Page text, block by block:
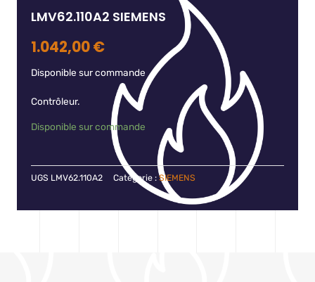
LMV62.110A2 SIEMENS
1.042,00€
Disponible sur commande
Contrôleur.
Disponible sur commande
UGS LMV62.110A2 Catégorie : SIEMENS